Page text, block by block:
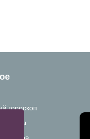
гороскоп
ответы